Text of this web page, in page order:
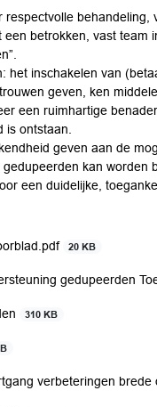
behandeling,
een betrokken, vast team
het inschakelen van
geven, ken
een ruimhartige
is ontstaan.
geven aan de
kan worden
een duidelijke,
20 KB
gedupeerden
310 KB
verbeteringen